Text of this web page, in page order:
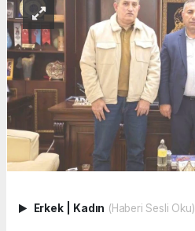
Erkek Kadın (Haberi Sesli Oku)